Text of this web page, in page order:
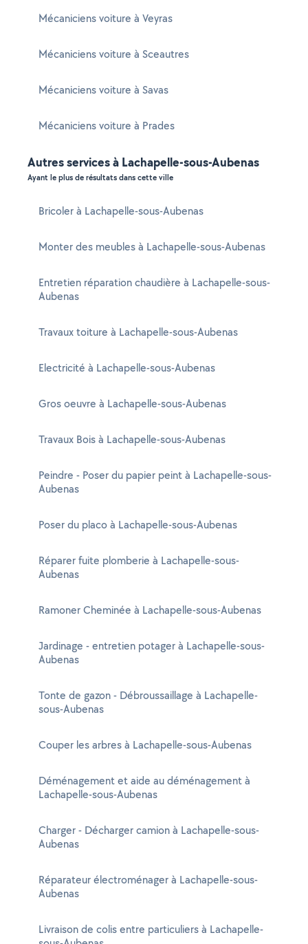
Mécaniciens voiture à Veyras
Mécaniciens voiture à Sceautres
Mécaniciens voiture à Savas
Mécaniciens voiture à Prades
Autres services à Lachapelle-sous-Aubenas
Ayant le plus de résultats dans cette ville
Bricoler à Lachapelle-sous-Aubenas
Monter des meubles à Lachapelle-sous-Aubenas
Entretien réparation chaudière à Lachapelle-sous-
Aubenas
Travaux toiture à Lachapelle-sous-Aubenas
Electricité à Lachapelle-sous-Aubenas
Gros oeuvre à Lachapelle-sous-Aubenas
Travaux Bois à Lachapelle-sous-Aubenas
Peindre - Poser du papier peint à Lachapelle-sous-
Aubenas
Poser du placo à Lachapelle-sous-Aubenas
Réparer fuite plomberie à Lachapelle-sous-
Aubenas
Ramoner Cheminée à Lachapelle-sous-Aubenas
Jardinage - entretien potager à Lachapelle-sous-
Aubenas
Tonte de gazon - Débroussaillage à Lachapelle-
sous-Aubenas
Couper les arbres à Lachapelle-sous-Aubenas
Déménagement et aide au déménagement à
Lachapelle-sous-Aubenas
Charger - Décharger camion à Lachapelle-sous-
Aubenas
Réparateur électroménager à Lachapelle-sous-
Aubenas
Livraison de colis entre particuliers à Lachapelle-